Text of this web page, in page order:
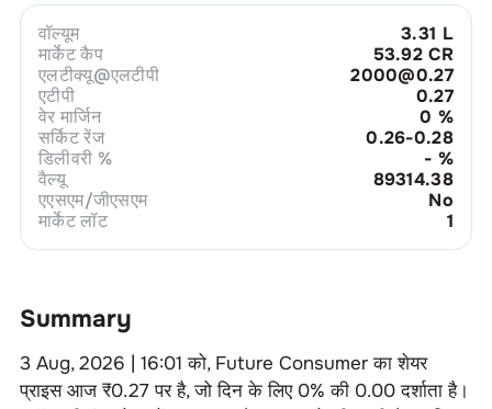
वॉल्यूम
3.31 L
मार्केट कैप
53.92 CR
एलटीक्यू@एलटीपी
2000@0.27
एटीपी
0.27
वेर मार्जिन
0 %
सर्किट रेंज
0.26-0.28
डिलीवरी %
- %
वैल्यू
89314.38
एएसएम/जीएसएम
No
मार्केट लॉट
1
Summary
3 Aug, 2026 | 16:01 को, Future Consumerका शेयर
प्राइस आज ₹0.27पर है, जो दिन के लिए 0% की 0.00 दर्शाता है।